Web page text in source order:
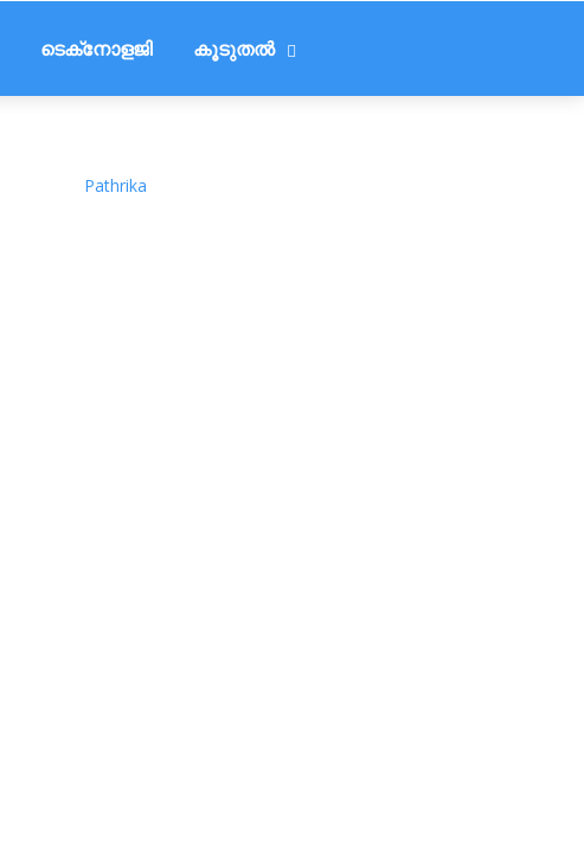
ടെക്‌നോളജി കൂടുതൽ
Pathrika